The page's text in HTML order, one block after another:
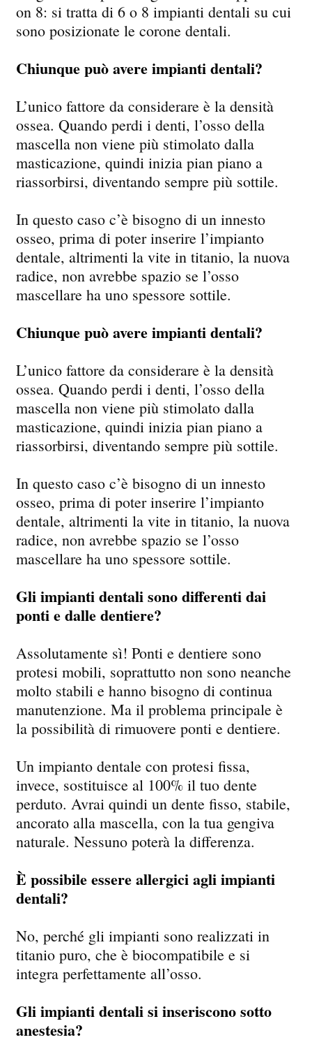
on 8: si tratta di 6 o 8 impianti dentali su cui
sono posizionate le corone dentali.
Chiunque può avere impianti dentali?
L’unico fattore da considerare è la densità
ossea. Quando perdi i denti, l’osso della
mascella non viene più stimolato dalla
masticazione, quindi inizia pian piano a
riassorbirsi, diventando sempre più sottile.
In questo caso c’è bisogno di un innesto
osseo, prima di poter inserire l’impianto
dentale, altrimenti la vite in titanio, la nuova
radice, non avrebbe spazio se l’osso
mascellare ha uno spessore sottile.
Chiunque può avere impianti dentali?
L’unico fattore da considerare è la densità
ossea. Quando perdi i denti, l’osso della
mascella non viene più stimolato dalla
masticazione, quindi inizia pian piano a
riassorbirsi, diventando sempre più sottile.
In questo caso c’è bisogno di un innesto
osseo, prima di poter inserire l’impianto
dentale, altrimenti la vite in titanio, la nuova
radice, non avrebbe spazio se l’osso
mascellare ha uno spessore sottile.
Gli impianti dentali sono differenti dai
ponti e dalle dentiere?
Assolutamente sì! Ponti e dentiere sono
protesi mobili, soprattutto non sono neanche
molto stabili e hanno bisogno di continua
manutenzione. Ma il problema principale è
la possibilità di rimuovere ponti e dentiere.
Un impianto dentale con protesi fissa,
invece, sostituisce al 100% il tuo dente
perduto. Avrai quindi un dente fisso, stabile,
ancorato alla mascella, con la tua gengiva
naturale. Nessuno poterà la differenza.
È possibile essere allergici agli impianti
dentali?
No, perché gli impianti sono realizzati in
titanio puro, che è biocompatibile e si
integra perfettamente all’osso.
Gli impianti dentali si inseriscono sotto
anestesia?